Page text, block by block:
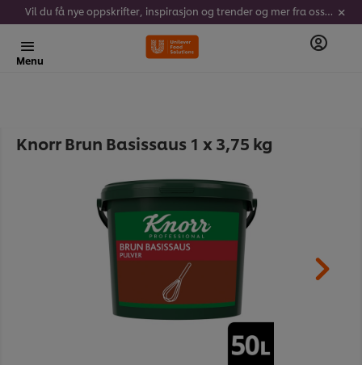
Vil du få nye oppskrifter, inspirasjon og trender og mer fra oss? Meld deg på vårt nyhetsbrev her!
Menu
Knorr Brun Basissaus 1 x 3,75 kg